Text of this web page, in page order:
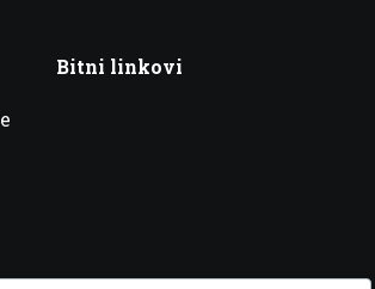
Bitni linkovi